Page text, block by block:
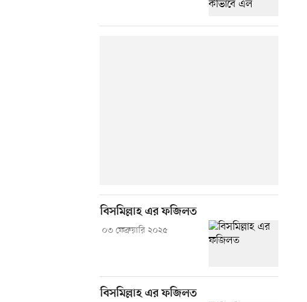
বিসমিল্লাহ এর ফজিলত
০৩ ফেব্রুয়ারি ২০২৫
বিসমিল্লাহ এর ফজিলত